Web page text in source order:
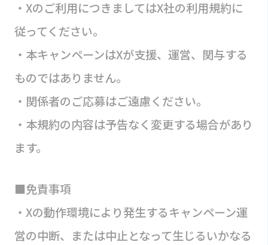
・Xのご利用につきましてはX社の利用規約に
従ってください。
・本キャンペーンはXが支援、運営、関与する
ものではありません。
・関係者のご応募はご遠慮ください。
・本規約の内容は予告なく変更する場合があり
ます。
■免責事項
・Xの動作環境により発生するキャンペーン運
営の中断、または中止となって生じるいかなる